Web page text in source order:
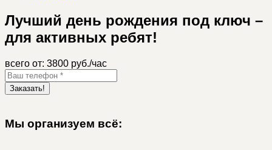
Лучший день рождения под ключ –
для активных ребят!
всего от: 3800 руб./час
Заказать!
Мы организуем всё: